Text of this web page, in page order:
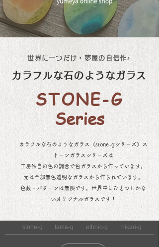
世界に一つだけ・夢屋の自信作♪
カラフルな石のようなガラス
STONE-G
Series
カラフルな石のようなガラス《stone-gシリーズ》ス
トーンガラスシリーズは
工房独自の色の調合で色ガラスから作っています。
元は全部無色透明なガラスから作られています。
色数・パターンは無限です。世界中にひとつしかな
いオリジナルガラスです！
stone-g tama-g ethnic-g hikari-g